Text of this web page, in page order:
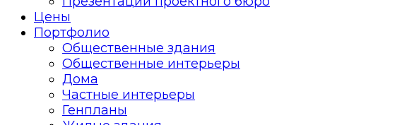
Цены
Портфолио
Общественные здания
Общественные интерьеры
Дома
Частные интерьеры
Генпланы